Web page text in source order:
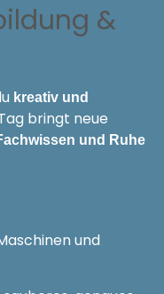
&
kreativ und
bringt neue
und Ruhe
und